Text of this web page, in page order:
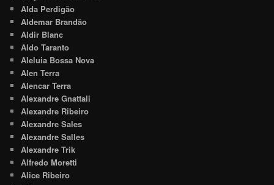
Alda Perdigão
Aldemar Brandão
Aldir Blanc
Aldo Taranto
Aleluia Bossa Nova
Alen Terra
Alencar Terra
Alexandre Gnattali
Alexandre Ribeiro
Alexandre Sales
Alexandre Salles
Alexandre Trik
Alfredo Moretti
Alice Ribeiro